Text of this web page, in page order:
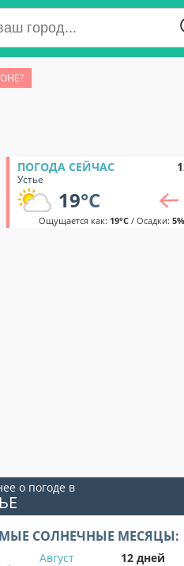
ПОГОДА СЕЙЧАС
Устье
19°C
Ощущается как: 19°C/ Осадки: 5%
о погоде в
СОЛНЕЧНЫЕ МЕСЯЦЫ:
Август
12 дней